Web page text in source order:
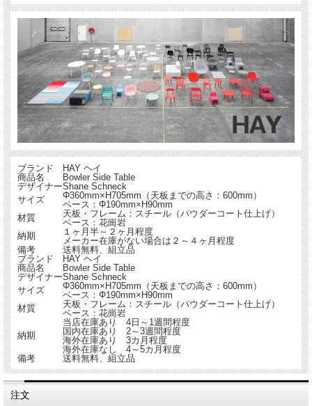
ブランド
HAY ヘイ
商品名
Bowler Side Table
デザイナーShane Schneck
サイズ
Φ360mm×H705mm（天板までの高さ：600mm）
ベース：Φ190mm×H90mm
材質
天板・フレーム：スチール（パウダーコート仕上げ）
ベース：花崗岩
納期
１ヶ月半～２ヶ月程度
メーカー在庫がない場合は２～４ヶ月程度
備考
送料無料、組立品
ブランド
HAY ヘイ
商品名
Bowler Side Table
デザイナーShane Schneck
サイズ
Φ360mm×H705mm（天板までの高さ：600mm）
ベース：Φ190mm×H90mm
材質
天板・フレーム：スチール（パウダーコート仕上げ）
ベース：花崗岩
納期
当店在庫あり 4日～1週間程度
国内在庫あり 2～3週間程度
海外在庫あり 3カ月程度
海外在庫なし 4～5カ月程度
備考
送料無料、組立品
注文